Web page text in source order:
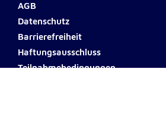
AGB
Datenschutz
Barrierefreiheit
Haftungsausschluss
Teilnahmebedingungen